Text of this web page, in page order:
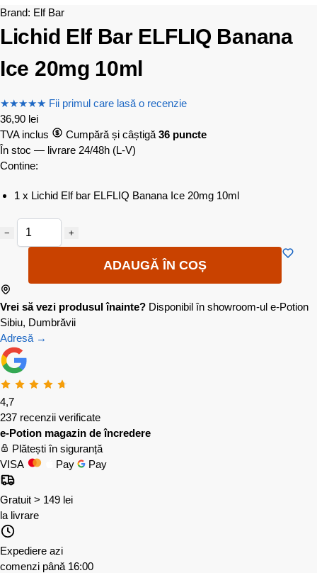
Brand: Elf Bar
Lichid Elf Bar ELFLIQ Banana
Ice 20mg 10ml
★★★★★ Fii primul care lasă o recenzie
36,90 lei
TVA inclus
Cumpără și câștigă 36 puncte
În stoc — livrare 24/48h (L-V)
Contine:
1 x Lichid Elf bar ELFLIQ Banana Ice 20mg 10ml
− +
ADAUGĂ ÎN COȘ
Vrei să vezi produsul înainte? Disponibil în showroom-ul e-Potion
Sibiu, Dumbrăvii
Adresă →
4,7
237 recenzii verificate
e-Potion magazin de încredere
Plătești în siguranță
VISA
Pay Pay
Gratuit > 149 lei
la livrare
Expediere azi
comenzi până 16:00